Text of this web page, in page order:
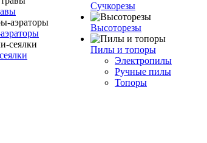
Сучкорезы
Высоторезы
Пилы и топоры
Электропилы
Ручные пилы
Топоры